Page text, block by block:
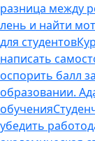
разница между
лень и найти
для студентов
написать
оспорить балл
образовании.
обучения
убедить